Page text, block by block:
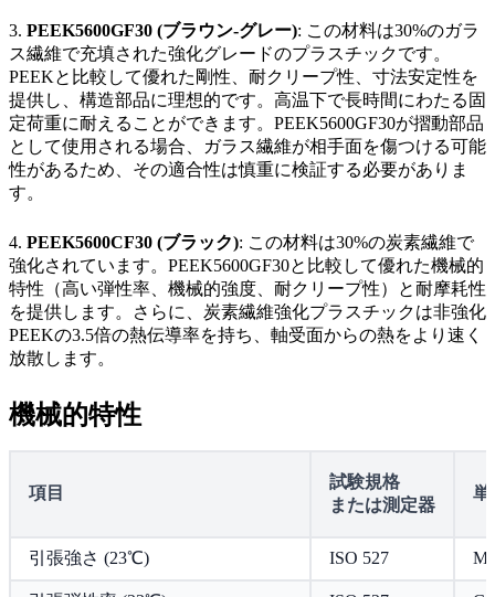
3. PEEK5600GF30 (ブラウン-グレー): この材料は30%のガラ
ス繊維で充填された強化グレードのプラスチックです。
PEEKと比較して優れた剛性、耐クリープ性、寸法安定性を
提供し、構造部品に理想的です。高温下で長時間にわたる固
定荷重に耐えることができます。PEEK5600GF30が摺動部品
として使用される場合、ガラス繊維が相手面を傷つける可能
性があるため、その適合性は慎重に検証する必要がありま
す。
4. PEEK5600CF30 (ブラック): この材料は30%の炭素繊維で
強化されています。PEEK5600GF30と比較して優れた機械的
特性（高い弾性率、機械的強度、耐クリープ性）と耐摩耗性
を提供します。さらに、炭素繊維強化プラスチックは非強化
PEEKの3.5倍の熱伝導率を持ち、軸受面からの熱をより速く
放散します。
機械的特性
項目
試験規格
または測定器
単
引張強さ (23℃) ISO 527